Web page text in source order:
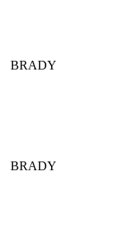
BRADY
BRADY